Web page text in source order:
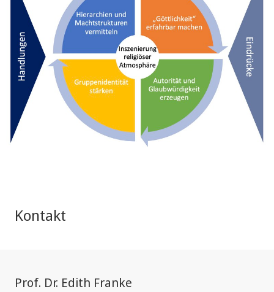
Kontakt
Prof. Dr. Edith Franke